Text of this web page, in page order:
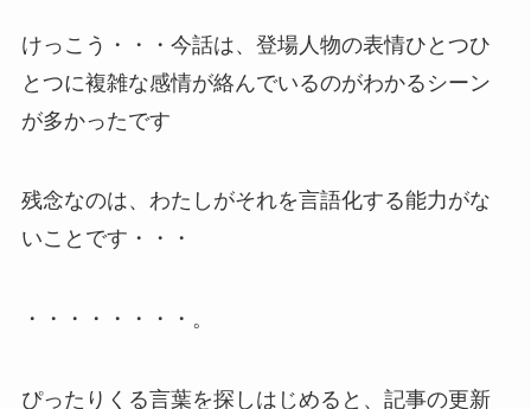
けっこう・・・今話は、登場人物の表情ひとつひ
とつに複雑な感情が絡んでいるのがわかるシーン
が多かったです
残念なのは、わたしがそれを言語化する能力がな
いことです・・・
・・・・・・・・。
ぴったりくる言葉を探しはじめると、記事の更新